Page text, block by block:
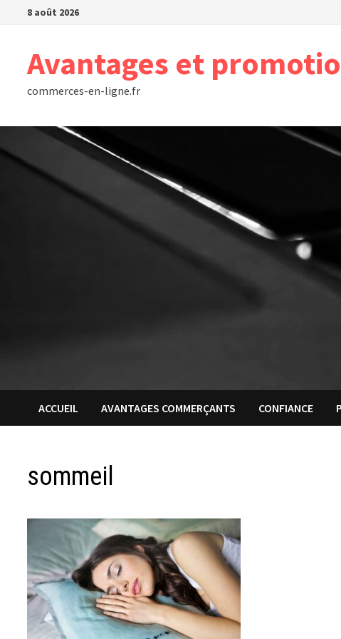
Passer8 août 2026
Avantages et
commerces-en-ligne.fr
ACCUEIL AVANTAGES COMMERÇANTS CONFIANCE
sommeil